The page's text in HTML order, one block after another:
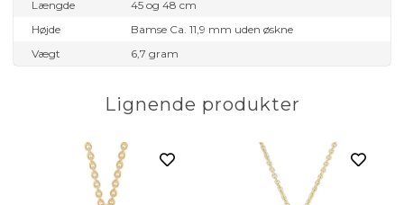
Længde
45 og 48 cm
Højde
Bamse Ca. 11,9 mm uden øskne
Vægt
6,7 gram
Lignende produkter